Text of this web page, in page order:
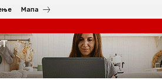
Мапа